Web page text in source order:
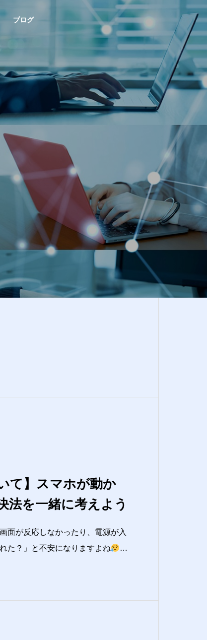
ブログ
HISTORY
ACCESS
アクセス
未分類
【まずは基本から】ブラウザ
ってどれのこと？Chrome、Ed
ge、Safariの違い
ブログ
【危険サイン
マホが急に熱
険？
て】スマホが動か
法を一緒に考えよう
面が反応しなかったり、電源が入
た？」と不安になりますよね
た